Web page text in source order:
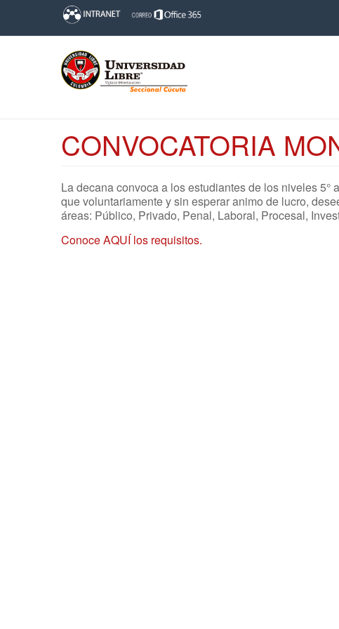
CONVOCATORIA
La decana convoca a los estudiantes de los niveles
que voluntariamente y sin esperar animo de lucro,
áreas: Público, Privado, Penal, Laboral, Procesal,
Conoce AQUÍ los requisitos.